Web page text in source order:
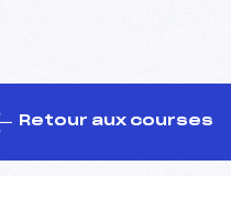
Retour aux courses